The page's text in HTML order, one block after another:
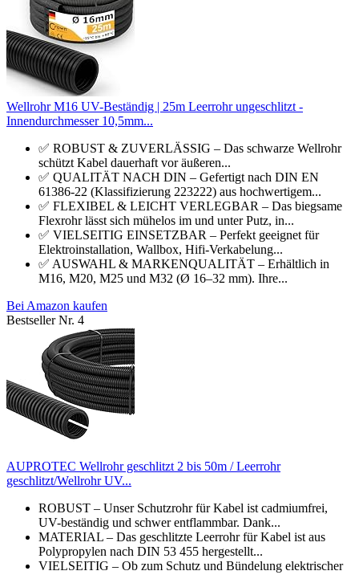
Wellrohr M16 UV-Beständig | 25m Leerrohr ungeschlitzt -
Innendurchmesser 10,5mm...
✅ ROBUST & ZUVERLÄSSIG – Das schwarze Wellrohr
schützt Kabel dauerhaft vor äußeren...
✅ QUALITÄT NACH DIN – Gefertigt nach DIN EN
61386-22 (Klassifizierung 223222) aus hochwertigem...
✅ FLEXIBEL & LEICHT VERLEGBAR – Das biegsame
Flexrohr lässt sich mühelos im und unter Putz, in...
✅ VIELSEITIG EINSETZBAR – Perfekt geeignet für
Elektroinstallation, Wallbox, Hifi-Verkabelung...
✅ AUSWAHL & MARKENQUALITÄT – Erhältlich in
M16, M20, M25 und M32 (Ø 16–32 mm). Ihre...
Bei Amazon kaufen
Bestseller Nr. 4
AUPROTEC Wellrohr geschlitzt 2 bis 50m / Leerrohr
geschlitzt/Wellrohr UV...
ROBUST – Unser Schutzrohr für Kabel ist cadmiumfrei,
UV-beständig und schwer entflammbar. Dank...
MATERIAL – Das geschlitzte Leerrohr für Kabel ist aus
Polypropylen nach DIN 53 455 hergestellt...
VIELSEITIG – Ob zum Schutz und Bündelung elektrischer